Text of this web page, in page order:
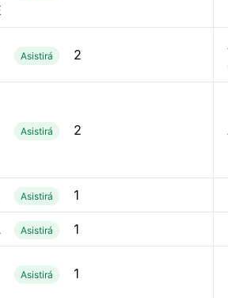
Asistirá 2
Asistirá 2
Asistirá 1
Asistirá 1
Asistirá 1